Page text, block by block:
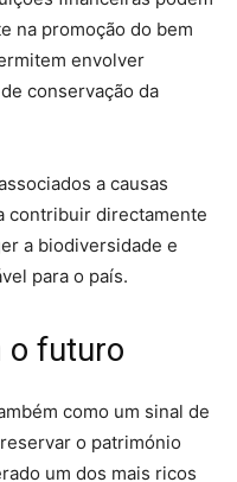
na promoção do bem
envolver
conservação da
a causas
contribuir directamente
a biodiversidade e
para o país.
o futuro
como um sinal de
o património
um dos mais ricos